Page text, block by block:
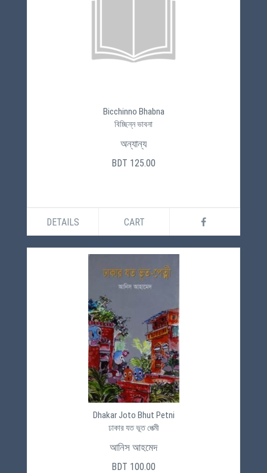
Bicchinno Bhabna
বিচ্ছিন্ন ভাবনা
অন্যান্য
BDT 125.00
DETAILS CART
Dhakar Joto Bhut Petni
ঢাকার যত ভূত পেত্মী
আনিস আহমেদ
BDT 100.00